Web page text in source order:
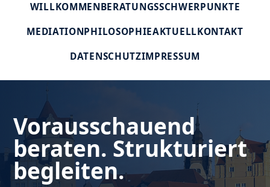
WILLKOMMENBERATUNGSSCHWERPUNKTE
MEDIATIONPHILOSOPHIEAKTUELLKONTAKT
DATENSCHUTZIMPRESSUM
Vorausschauend
beraten. Strukturiert
begleiten.